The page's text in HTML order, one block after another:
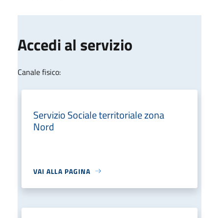
Accedi al servizio
Canale fisico:
Servizio Sociale territoriale zona
Nord
VAI ALLA PAGINA